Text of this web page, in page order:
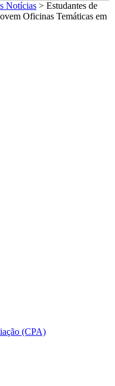
Notícias > Estudantes de
Oficinas Temáticas em
(CPA)